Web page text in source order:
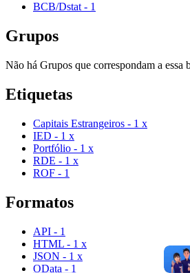
BCB/Dstat - 1
Grupos
Não há Grupos que correspondam a essa
Etiquetas
Capitais Estrangeiros - 1 x
IED - 1 x
Portfólio - 1 x
RDE - 1 x
ROF - 1
Formatos
API - 1
HTML - 1 x
JSON - 1 x
OData - 1